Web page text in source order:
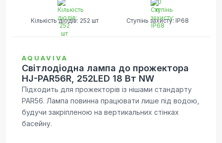
Кількість діодів: 252 шт Ступінь захисту: IP68
AQUAVIVA
Світлодіодна лампа до прожектора
HJ-PAR56R, 252LED 18 Вт NW
Підходить для прожекторів із нішами стандарту
PAR56. Лампа повинна працювати лише під водою,
будучи закріпленою на вертикальних стінках
басейну.